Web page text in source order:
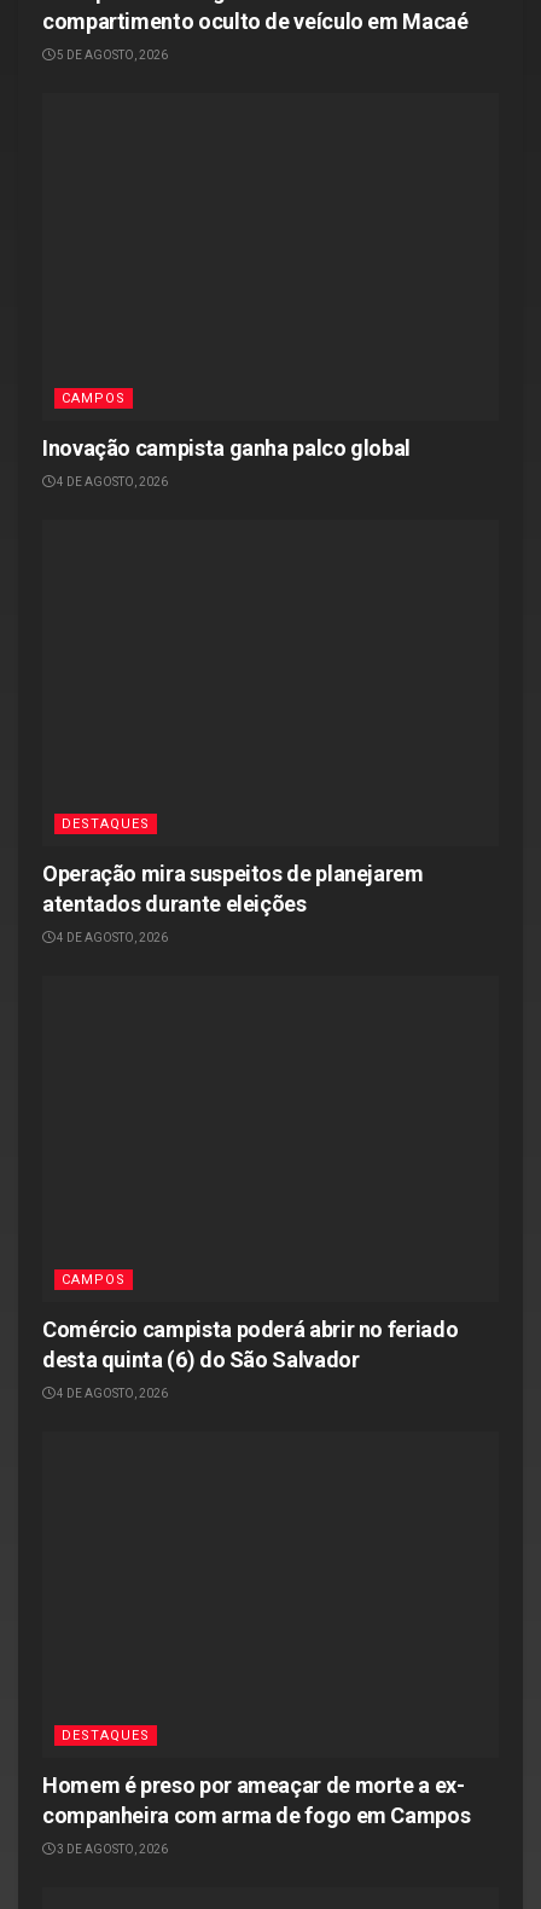
compartimento oculto de veículo em Macaé
5 DE AGOSTO, 2026
CAMPOS
Inovação campista ganha palco global
4 DE AGOSTO, 2026
DESTAQUES
Operação mira suspeitos de planejarem
atentados durante eleições
4 DE AGOSTO, 2026
CAMPOS
Comércio campista poderá abrir no feriado
desta quinta (6) do São Salvador
4 DE AGOSTO, 2026
DESTAQUES
Homem é preso por ameaçar de morte a ex-
companheira com arma de fogo em Campos
3 DE AGOSTO, 2026